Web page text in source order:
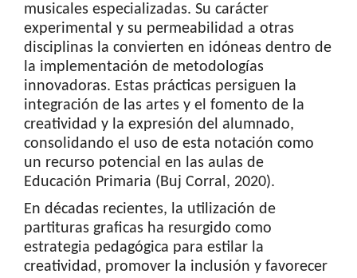
musicales especializadas. Su carácter
experimental y su permeabilidad a otras
disciplinas la convierten en idóneas dentro de
la implementación de metodologías
innovadoras. Estas prácticas persiguen la
integración de las artes y el fomento de la
creatividad y la expresión del alumnado,
consolidando el uso de esta notación como
un recurso potencial en las aulas de
Educación Primaria (Buj Corral, 2020).
En décadas recientes, la utilización de
partituras graficas ha resurgido como
estrategia pedagógica para estilar la
creatividad, promover la inclusión y favorecer